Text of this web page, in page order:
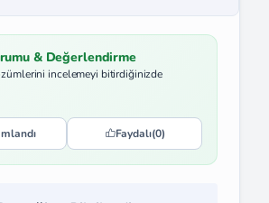
& Değerlendirme
incelemeyi bitirdiğinizde
Faydalı(0)